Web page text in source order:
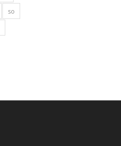
so